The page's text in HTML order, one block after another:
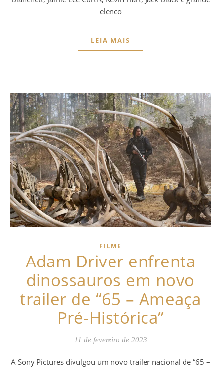
elenco
LEIA MAIS
FILME
Adam Driver enfrenta
dinossauros em novo
trailer de “65 – Ameaça
Pré-Histórica”
11 de fevereiro de 2023
A Sony Pictures divulgou um novo trailer nacional de “65 –